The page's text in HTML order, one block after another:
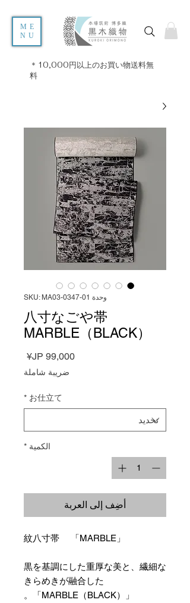
ME
NU
＊10,000円以上のお買い物送料無
料
وحدة SKU: MA03-0347-01
八寸なごや帯
MARBLE（BLACK）
السعر
ضريبة شاملة
お仕立て
*
الكمية *
أضِف إلى العربة
紋八寸帯 「MARBLE」
黒を基調にした重厚な美と、繊細な
きらめきが融合した
「MARBLE（BLACK）」。